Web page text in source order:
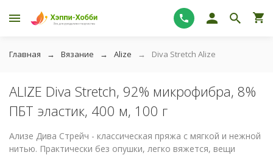
Главная Вязание Alize Diva Stretch Alize
ALIZE Diva Stretch, 92% микрофибра, 8%
ПБТ эластик, 400 м, 100 г
Ализе Дива Стрейч - классическая пряжа с мягкой и нежной
нитью. Практически без опушки, легко вяжется, вещи